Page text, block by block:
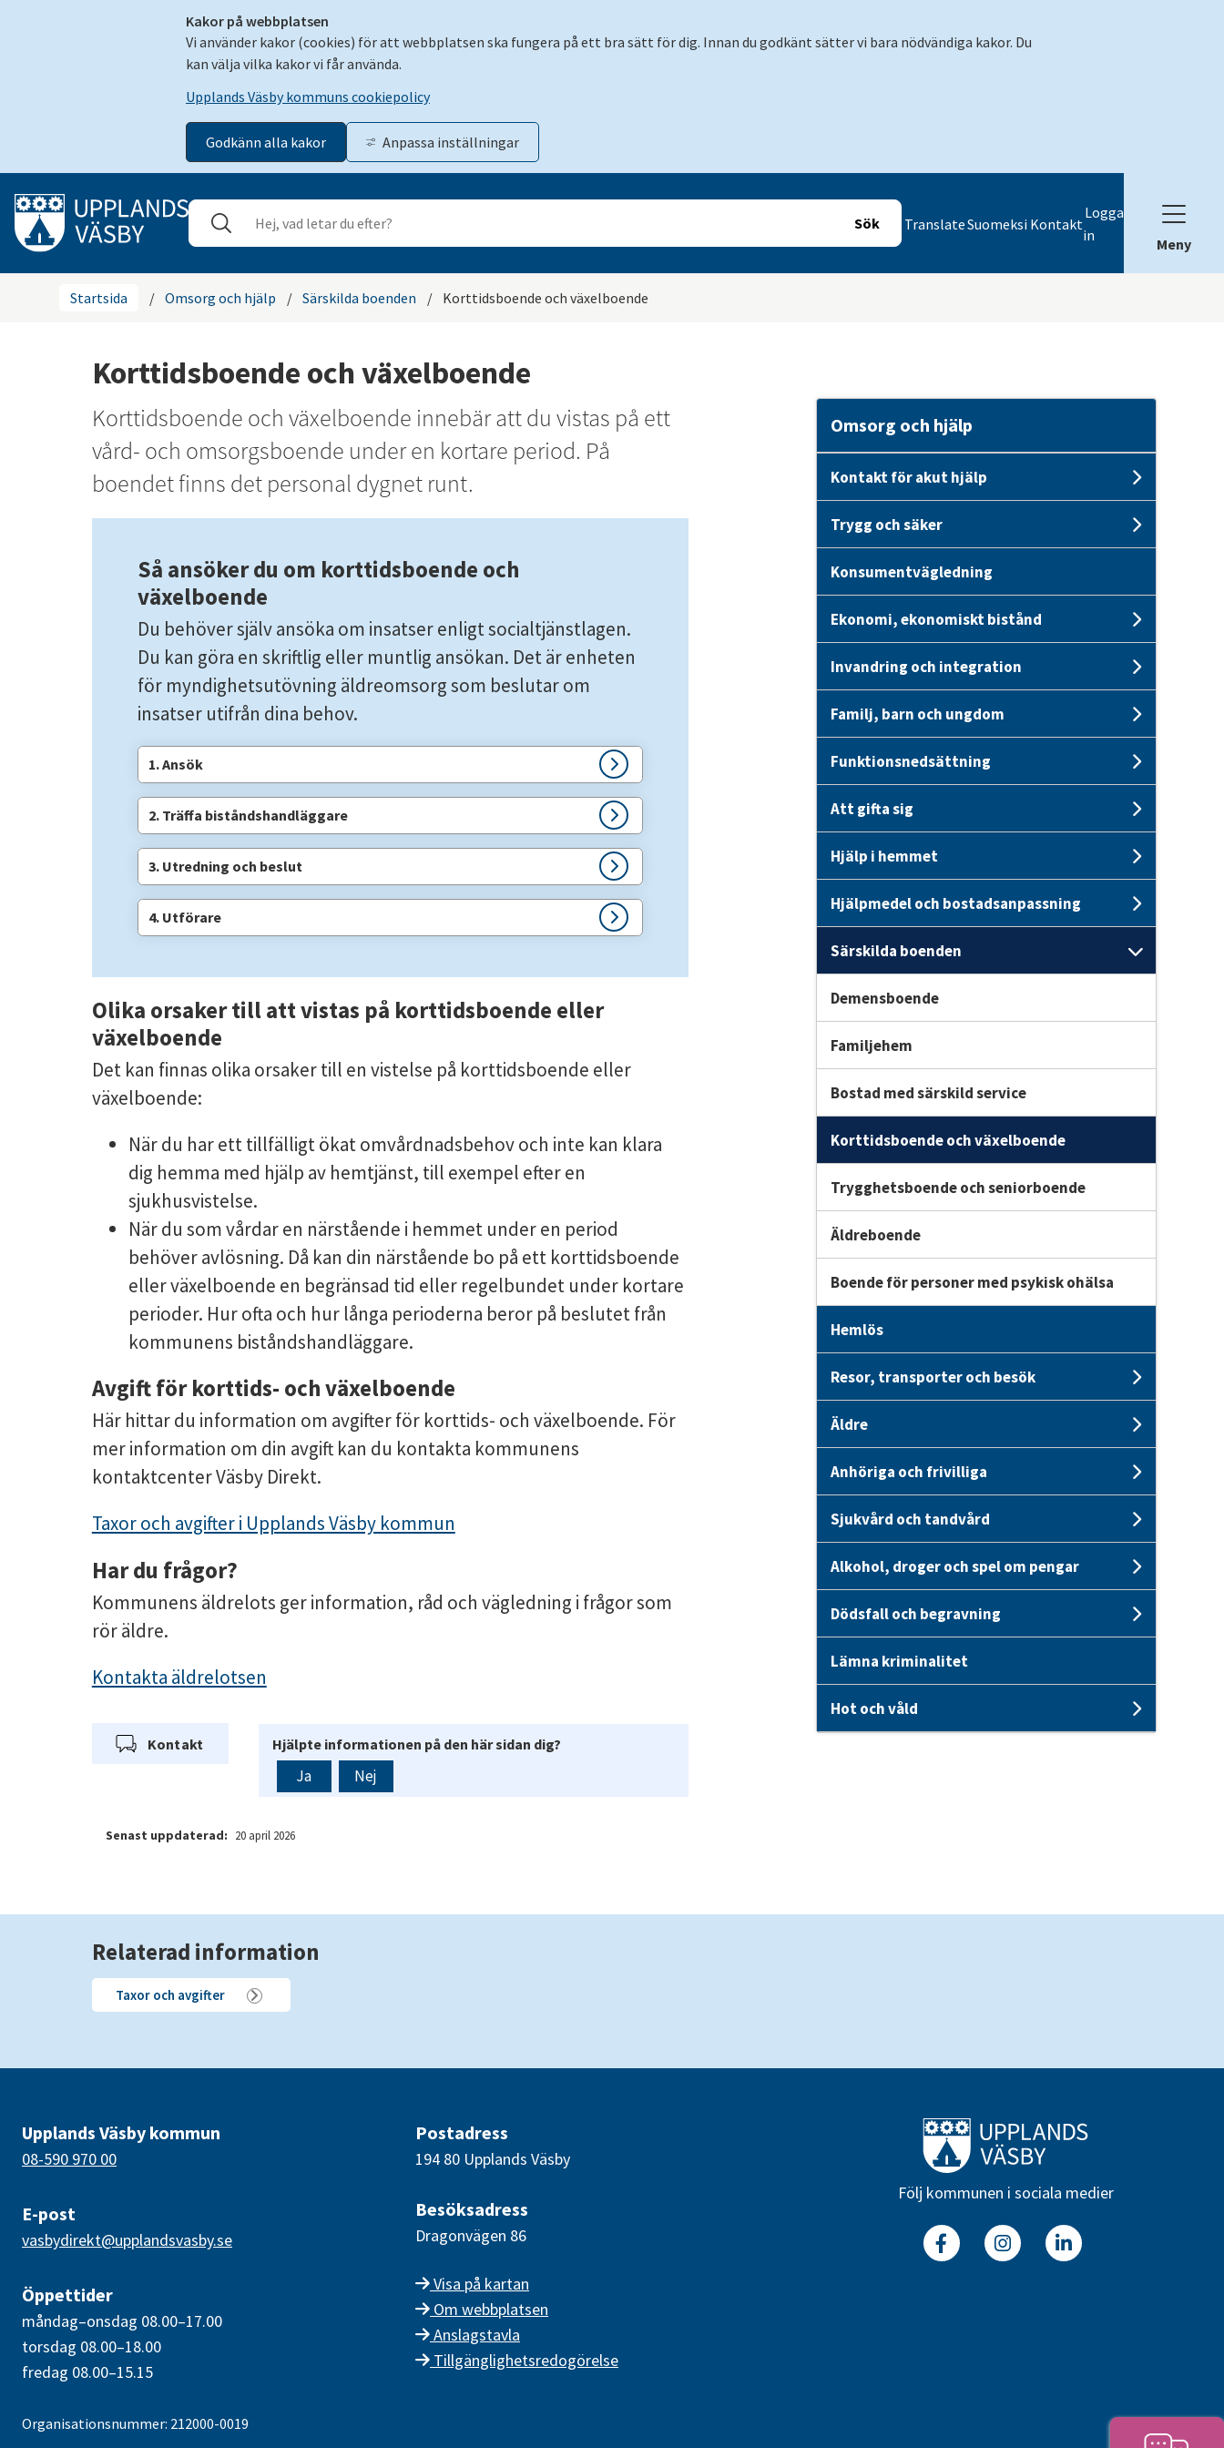
Kakor på webbplatsen
Vi använder kakor (cookies) för att webbplatsen ska fungera på ett bra sätt för dig. Innan du godkänt sätter vi bara nödvändiga kakor. Du
kan välja vilka kakor vi får använda.
Upplands Väsby kommuns cookiepolicy
Godkänn alla kakor Anpassa inställningar
Gå till innehåll
Sök
TranslateSuomeksi Kontakt
Logga
in
Meny
Startsida / Omsorg och hjälp / Särskilda boenden / Korttidsboende och växelboende
Korttidsboende och växelboende
Korttidsboende och växelboende innebär att du vistas på ett
vård- och omsorgsboende under en kortare period. På
boendet finns det personal dygnet runt.
Så ansöker du om korttidsboende och
växelboende
Du behöver själv ansöka om insatser enligt socialtjänstlagen.
Du kan göra en skriftlig eller muntlig ansökan. Det är enheten
för myndighetsutövning äldreomsorg som beslutar om
insatser utifrån dina behov.
1. Ansök
2. Träffa biståndshandläggare
3. Utredning och beslut
4. Utförare
Olika orsaker till att vistas på korttidsboende eller
växelboende
Det kan finnas olika orsaker till en vistelse på korttidsboende eller
växelboende:
När du har ett tillfälligt ökat omvårdnadsbehov och inte kan klara
dig hemma med hjälp av hemtjänst, till exempel efter en
sjukhusvistelse.
När du som vårdar en närstående i hemmet under en period
behöver avlösning. Då kan din närstående bo på ett korttidsboende
eller växelboende en begränsad tid eller regelbundet under kortare
perioder. Hur ofta och hur långa perioderna beror på beslutet från
kommunens biståndshandläggare.
Avgift för korttids- och växelboende
Här hittar du information om avgifter för korttids- och växelboende. För
mer information om din avgift kan du kontakta kommunens
kontaktcenter Väsby Direkt.
Taxor och avgifter i Upplands Väsby kommun
Har du frågor?
Kommunens äldrelots ger information, råd och vägledning i frågor som
rör äldre.
Kontakta äldrelotsen
Kontakt Hjälpte informationen på den här sidan dig?
Ja Nej
Senast uppdaterad: 20 april 2026
Omsorg och hjälp
Kontakt för akut hjälp
Trygg och säker
Konsumentvägledning
Ekonomi, ekonomiskt bistånd
Invandring och integration
Familj, barn och ungdom
Funktionsnedsättning
Att gifta sig
Hjälp i hemmet
Hjälpmedel och bostadsanpassning
Särskilda boenden
Demensboende
Familjehem
Bostad med särskild service
Korttidsboende och växelboende
Trygghetsboende och seniorboende
Äldreboende
Boende för personer med psykisk ohälsa
Hemlös
Resor, transporter och besök
Äldre
Anhöriga och frivilliga
Sjukvård och tandvård
Alkohol, droger och spel om pengar
Dödsfall och begravning
Lämna kriminalitet
Hot och våld
Relaterad information
Taxor och avgifter
Upplands Väsby kommun
08-590 970 00
E-post
vasbydirekt@upplandsvasby.se
Öppettider
måndag–onsdag 08.00–17.00
torsdag 08.00–18.00
fredag 08.00–15.15
Organisationsnummer: 212000-0019
Postadress
194 80 Upplands Väsby
Besöksadress
Dragonvägen 86
Visa på kartan
Om webbplatsen
Anslagstavla
Tillgänglighetsredogörelse
Till startsidan
Följ kommunen i sociala medier
FacebookInstagramLinkedin